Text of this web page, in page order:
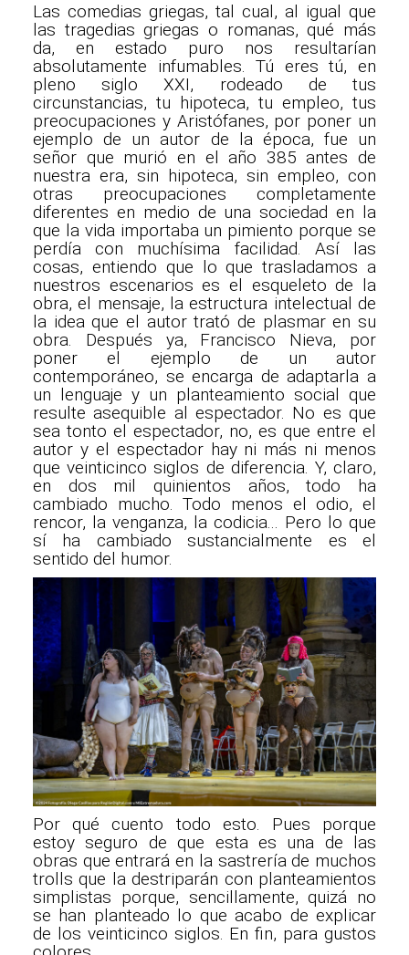
Las comedias griegas, tal cual, al igual que
las tragedias griegas o romanas, qué más
da, en estado puro nos resultarían
absolutamente infumables. Tú eres tú, en
pleno siglo XXI, rodeado de tus
circunstancias, tu hipoteca, tu empleo, tus
preocupaciones y Aristófanes, por poner un
ejemplo de un autor de la época, fue un
señor que murió en el año 385 antes de
nuestra era, sin hipoteca, sin empleo, con
otras preocupaciones completamente
diferentes en medio de una sociedad en la
que la vida importaba un pimiento porque se
perdía con muchísima facilidad. Así las
cosas, entiendo que lo que trasladamos a
nuestros escenarios es el esqueleto de la
obra, el mensaje, la estructura intelectual de
la idea que el autor trató de plasmar en su
obra. Después ya, Francisco Nieva, por
poner el ejemplo de un autor
contemporáneo, se encarga de adaptarla a
un lenguaje y un planteamiento social que
resulte asequible al espectador. No es que
sea tonto el espectador, no, es que entre el
autor y el espectador hay ni más ni menos
que veinticinco siglos de diferencia. Y, claro,
en dos mil quinientos años, todo ha
cambiado mucho. Todo menos el odio, el
rencor, la venganza, la codicia... Pero lo que
sí ha cambiado sustancialmente es el
sentido del humor.
Por qué cuento todo esto. Pues porque
estoy seguro de que esta es una de las
obras que entrará en la sastrería de muchos
trolls que la destriparán con planteamientos
simplistas porque, sencillamente, quizá no
se han planteado lo que acabo de explicar
de los veinticinco siglos. En fin, para gustos